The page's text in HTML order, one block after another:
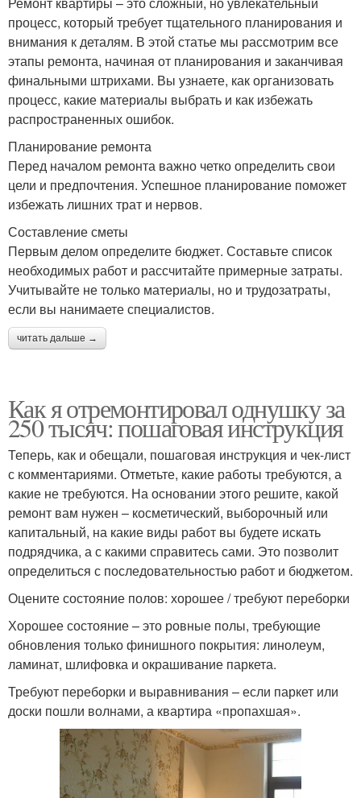
процесс, который требует тщательного планирования и
внимания к деталям. В этой статье мы рассмотрим все
этапы ремонта, начиная от планирования и заканчивая
финальными штрихами. Вы узнаете, как организовать
процесс, какие материалы выбрать и как избежать
распространенных ошибок.
Планирование ремонта
Перед началом ремонта важно четко определить свои
цели и предпочтения. Успешное планирование поможет
избежать лишних трат и нервов.
Составление сметы
Первым делом определите бюджет. Составьте список
необходимых работ и рассчитайте примерные затраты.
Учитывайте не только материалы, но и трудозатраты,
если вы нанимаете специалистов.
читать дальше →
Как я отремонтировал однушку за
250 тысяч: пошаговая инструкция
Теперь, как и обещали, пошаговая инструкция и чек-лист
с комментариями. Отметьте, какие работы требуются, а
какие не требуются. На основании этого решите, какой
ремонт вам нужен – косметический, выборочный или
капитальный, на какие виды работ вы будете искать
подрядчика, а с какими справитесь сами. Это позволит
определиться с последовательностью работ и бюджетом.
Оцените состояние полов: хорошее / требуют переборки
Хорошее состояние – это ровные полы, требующие
обновления только финишного покрытия: линолеум,
ламинат, шлифовка и окрашивание паркета.
Требуют переборки и выравнивания – если паркет или
доски пошли волнами, а квартира «пропахшая».